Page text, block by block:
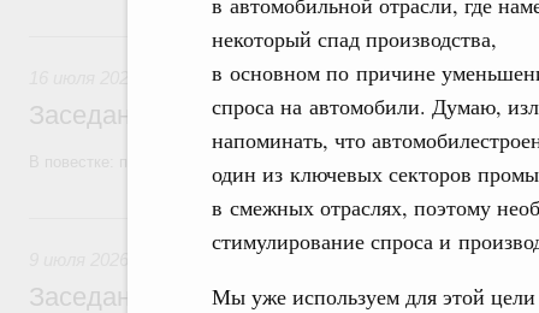
некоторый спад производства,
в основном по причине
спроса на автомобили. Думаю,
напоминать, что
один из ключевых секторов
в смежных отраслях, поэтому
стимулирование спроса и
Мы уже используем для этой цели
16 июля, четверг
Заседание Правительства (2026 год,
9 июля, четверг
Заседание Правительства (2026 год,